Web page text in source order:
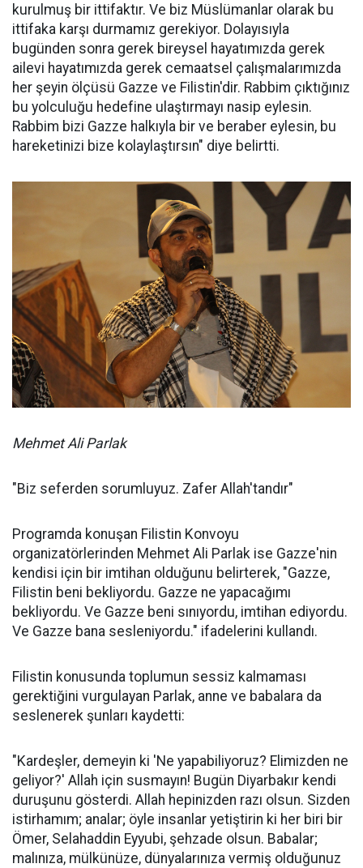
kurulmuş bir ittifaktır. Ve biz Müslümanlar olarak bu
ittifaka karşı durmamız gerekiyor. Dolayısıyla
bugünden sonra gerek bireysel hayatımızda gerek
ailevi hayatımızda gerek cemaatsel çalışmalarımızda
her şeyin ölçüsü Gazze ve Filistin'dir. Rabbim çıktığınız
bu yolculuğu hedefine ulaştırmayı nasip eylesin.
Rabbim bizi Gazze halkıyla bir ve beraber eylesin, bu
hareketinizi bize kolaylaştırsın" diye belirtti.
Mehmet Ali Parlak
"Biz seferden sorumluyuz. Zafer Allah'tandır"
Programda konuşan Filistin Konvoyu
organizatörlerinden Mehmet Ali Parlak ise Gazze'nin
kendisi için bir imtihan olduğunu belirterek, "Gazze,
Filistin beni bekliyordu. Gazze ne yapacağımı
bekliyordu. Ve Gazze beni sınıyordu, imtihan ediyordu.
Ve Gazze bana sesleniyordu." ifadelerini kullandı.
Filistin konusunda toplumun sessiz kalmaması
gerektiğini vurgulayan Parlak, anne ve babalara da
seslenerek şunları kaydetti:
"Kardeşler, demeyin ki 'Ne yapabiliyoruz? Elimizden ne
geliyor?' Allah için susmayın! Bugün Diyarbakır kendi
duruşunu gösterdi. Allah hepinizden razı olsun. Sizden
istirhamım; analar; öyle insanlar yetiştirin ki her biri bir
Ömer, Selahaddin Eyyubi, şehzade olsun. Babalar;
malınıza, mülkünüze, dünyalarınıza vermiş olduğunuz